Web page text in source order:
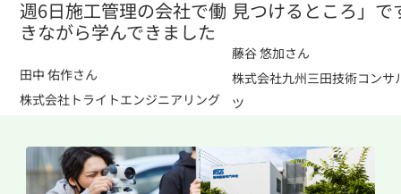
週6日施工管理の会社で働
きながら学んできました
田中 佑作さん
株式会社トライトエンジニアリング
見つけるところ」で
藤谷 悠加さん
株式会社九州三田技術コンサ
ツ